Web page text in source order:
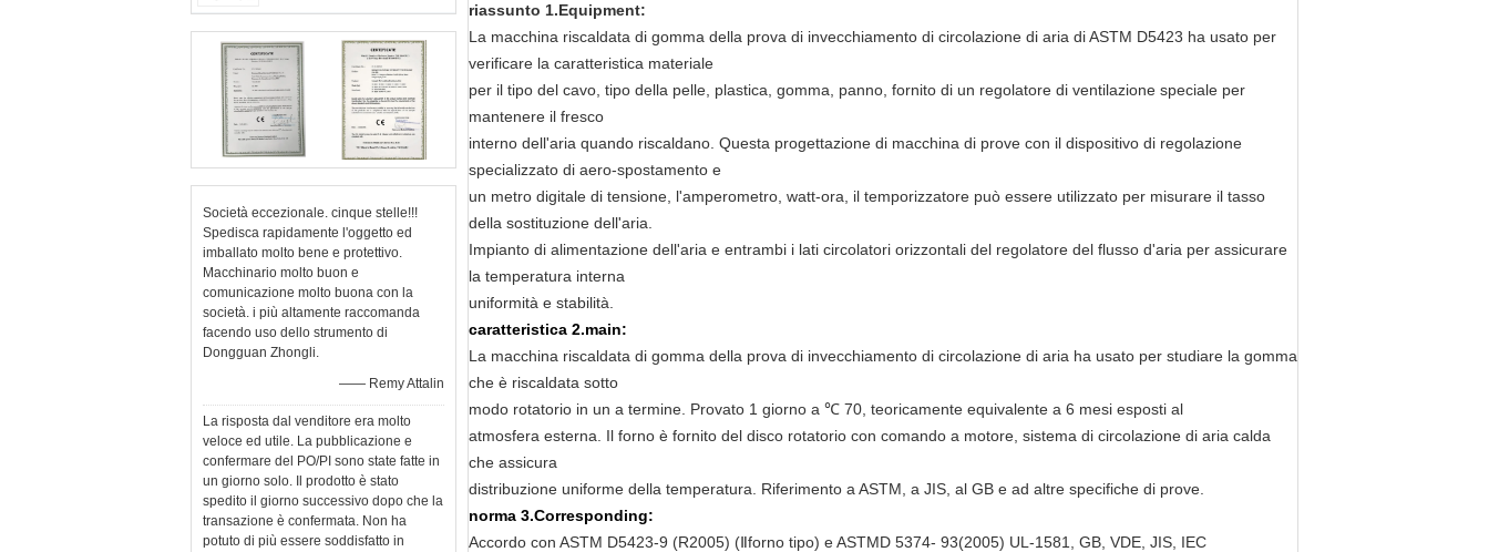
Società eccezionale. cinque stelle!!!
Spedisca rapidamente l'oggetto ed
imballato molto bene e protettivo.
Macchinario molto buon e
comunicazione molto buona con la
società. i più altamente raccomanda
facendo uso dello strumento di
Dongguan Zhongli.
—— Remy Attalin
La risposta dal venditore era molto
veloce ed utile. La pubblicazione e
confermare del PO/PI sono state fatte in
un giorno solo. Il prodotto è stato
spedito il giorno successivo dopo che la
transazione è confermata. Non ha
potuto di più essere soddisfatto in
riassunto 1.Equipment:
La macchina riscaldata di gomma della prova di invecchiamento di circolazione di aria di ASTM D5423 ha usato per
verificare la caratteristica materiale
per il tipo del cavo, tipo della pelle, plastica, gomma, panno, fornito di un regolatore di ventilazione speciale per
mantenere il fresco
interno dell'aria quando riscaldano. Questa progettazione di macchina di prove con il dispositivo di regolazione
specializzato di aero-spostamento e
un metro digitale di tensione, l'amperometro, watt-ora, il temporizzatore può essere utilizzato per misurare il tasso
della sostituzione dell'aria.
Impianto di alimentazione dell'aria e entrambi i lati circolatori orizzontali del regolatore del flusso d'aria per assicurare
la temperatura interna
uniformità e stabilità.
caratteristica 2.main:
La macchina riscaldata di gomma della prova di invecchiamento di circolazione di aria ha usato per studiare la gomma
che è riscaldata sotto
modo rotatorio in un a termine. Provato 1 giorno a ℃ 70, teoricamente equivalente a 6 mesi esposti al
atmosfera esterna. Il forno è fornito del disco rotatorio con comando a motore, sistema di circolazione di aria calda
che assicura
distribuzione uniforme della temperatura. Riferimento a ASTM, a JIS, al GB e ad altre specifiche di prove.
norma 3.Corresponding:
Accordo con ASTM D5423-9 (R2005) (Ⅱforno tipo) e ASTMD 5374- 93(2005) UL-1581, GB, VDE, JIS, IEC